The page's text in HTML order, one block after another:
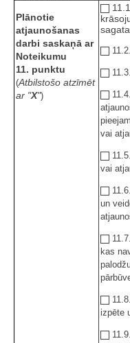
Plānotie
atjaunošanas
darbi saskaņā ar
Noteikumu
11. punktu
(Atbilstošo atzīmēt
ar "X")
vai
vai
un
kas
izpēte